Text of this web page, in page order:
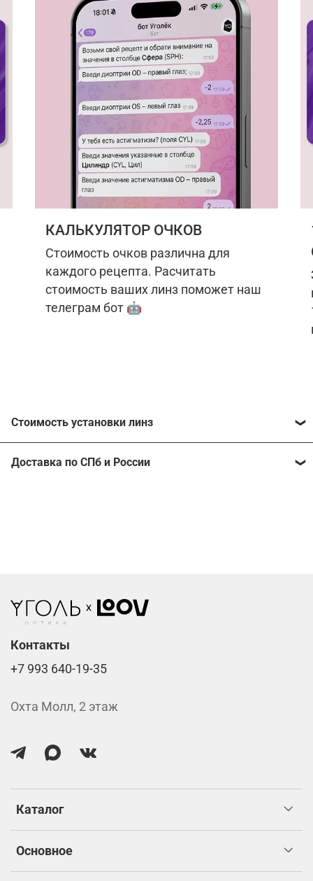
КАЛЬКУЛЯТОР ОЧКОВ
Стоимость очков различна для
каждого рецепта. Расчитать
стоимость ваших линз поможет наш
телеграм бот 🤖
Стоимость установки линз
Расчитать стоимость ваших линз поможет
Стоимость указана за две линзы вместе с
изготовлением.
Доставка по СПб и России
Каталог
Основное
Контакты
+7 993 640-19-35
Охта Молл, 2 этаж